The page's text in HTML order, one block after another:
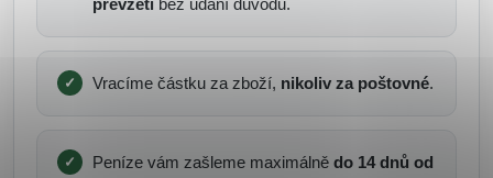
převzetí bez udání důvodu.
Vracíme částku za zboží, nikoliv za poštovné.
Peníze vám zašleme maximálně do 14 dnů od